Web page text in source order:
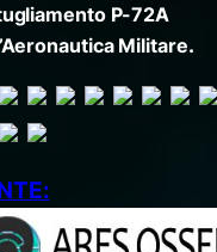
P-72A
Militare.